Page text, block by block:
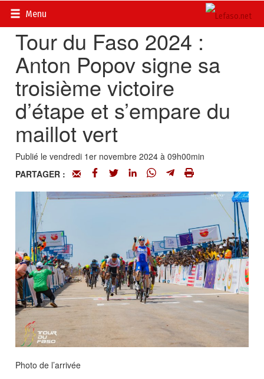
Menu
Accueil> Tour du Faso 2024
Tour du Faso 2024 :
Anton Popov signe sa
troisième victoire
d’étape et s’empare du
maillot vert
Publié le vendredi 1er novembre 2024 à 09h00min
PARTAGER :
Photo de l’arrivée